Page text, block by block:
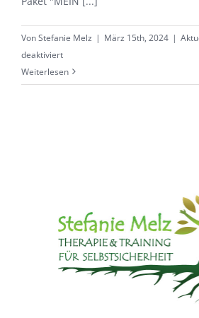
VonStefanie Melz | März 15th, 2024 |
deaktiviertfür
Interaktiver
Vortrag
Weiterlesen